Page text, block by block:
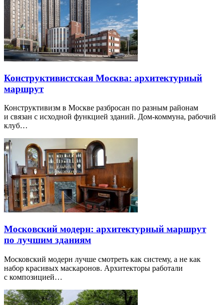
Конструктивистская Москва: архитектурный
маршрут
Конструктивизм в Москве разбросан по разным районам
и связан с исходной функцией зданий. Дом-коммуна, рабочий
клуб…
Московский модерн: архитектурный маршрут
по лучшим зданиям
Московский модерн лучше смотреть как систему, а не как
набор красивых маскаронов. Архитекторы работали
с композицией…